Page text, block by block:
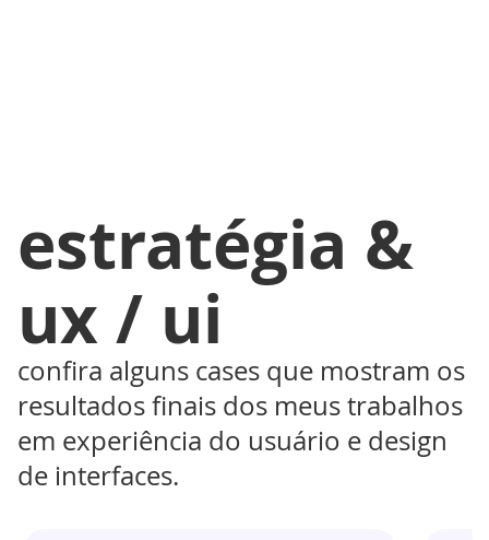
confira alguns cases que mostram os
resultados finais dos meus trabalhos
em experiência do usuário e design
de interfaces.
estratégia &
ux / ui